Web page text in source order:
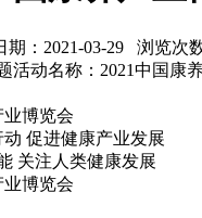
期：2021-03-29 浏览次
活动名称：2021中国
业博览会
促进健康产业发展
人类健康发展
博览会